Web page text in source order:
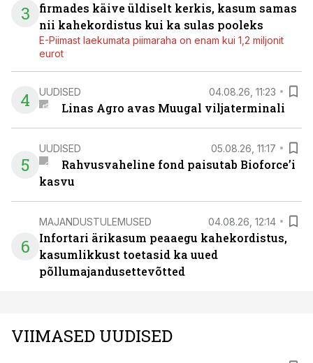
3
firmades käive üldiselt kerkis, kasum samas
nii kahekordistus kui ka sulas pooleks
E-Piimast laekumata piimaraha on enam kui 1,2 miljonit
eurot
4 UUDISED 04.08.26, 11:23
Linas Agro avas Muugal viljaterminali
5
UUDISED 05.08.26, 11:17
Rahvusvaheline fond paisutab Bioforce’i
kasvu
6
MAJANDUSTULEMUSED 04.08.26, 12:14
Infortari ärikasum peaaegu kahekordistus,
kasumlikkust toetasid ka uued
põllumajandusettevõtted
VIIMASED UUDISED